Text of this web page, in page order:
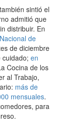
sintió el
admitió que
distribuir. En
de
de diciembre
en
Cocina de los
al Trabajo,
más de
mensuales.
para